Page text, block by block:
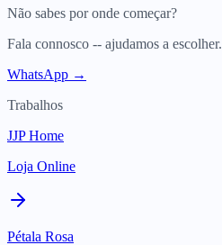
Não sabes por onde começar?
Fala connosco -- ajudamos a escolher.
WhatsApp →
Trabalhos
JJP Home
Loja Online
Pétala Rosa